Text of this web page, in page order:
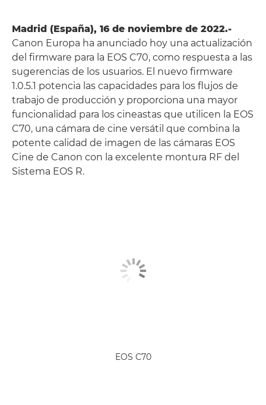
Madrid (España), 16 de noviembre de 2022.-
Canon Europa ha anunciado hoy una actualización
del firmware para la EOS C70, como respuesta a las
sugerencias de los usuarios. El nuevo firmware
1.0.5.1 potencia las capacidades para los flujos de
trabajo de producción y proporciona una mayor
funcionalidad para los cineastas que utilicen la EOS
C70, una cámara de cine versátil que combina la
potente calidad de imagen de las cámaras EOS
Cine de Canon con la excelente montura RF del
Sistema EOS R.
EOS C70